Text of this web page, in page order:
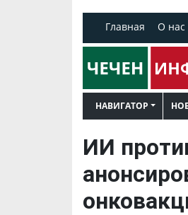
Главная О нас
НАВИГАТОР
ИИ